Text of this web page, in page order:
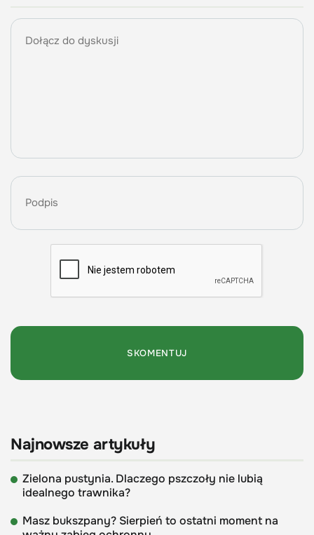
Najnowsze artykuły
Zielona pustynia. Dlaczego pszczoły nie lubią
idealnego trawnika?
Masz bukszpany? Sierpień to ostatni moment na